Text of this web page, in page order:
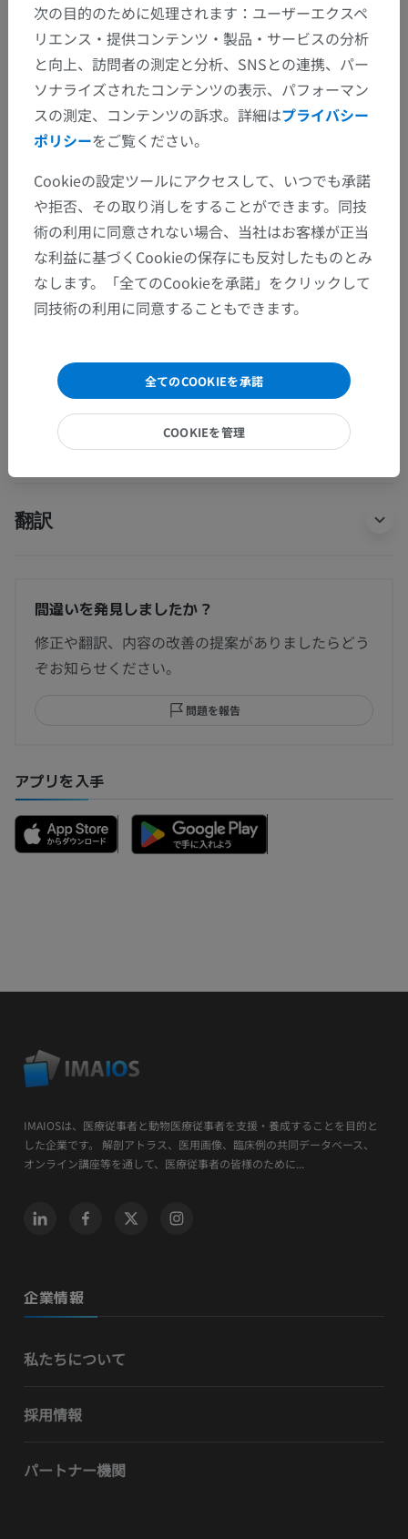
解剖学的階層
人体解剖学2
人体解剖学1
系統解剖> 神経系> 中枢神経系> 脳> 菱脳>
髄脳；延髄；球> 灰白質> 弓状核
下位構造： この解剖学的部位には下位構造がありま
せん
人体神経解剖学
動物の比較解剖学
翻訳
間違いを発見しましたか？
修正や翻訳、内容の改善の提案がありましたらどう
ぞお知らせください。
問題を報告
アプリを入手
IMAIOSは、医療従事者と動物医療従事者を支援・養成することを目的と
した企業です。 解剖アトラス、医用画像、臨床例の共同データベース、
オンライン講座等を通して、医療従事者の皆様のために...
企業情報
私たちについて
採用情報
パートナー機関
次の目的のために処理されます：ユーザーエクスペ
リエンス・提供コンテンツ・製品・サービスの分析
と向上、訪問者の測定と分析、SNSとの連携、パー
ソナライズされたコンテンツの表示、パフォーマン
スの測定、コンテンツの訴求。詳細はプライバシー
ポリシーをご覧ください。
Cookieの設定ツールにアクセスして、いつでも承諾
や拒否、その取り消しをすることができます。同技
術の利用に同意されない場合、当社はお客様が正当
な利益に基づくCookieの保存にも反対したものとみ
なします。「全てのCookieを承諾」をクリックして
同技術の利用に同意することもできます。
全てのCOOKIEを承諾
COOKIEを管理